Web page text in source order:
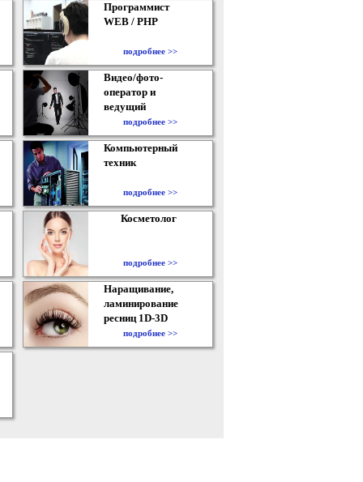
Программист
WEB / PHP
подробнее >>
Видео/фото-
оператор и
ведущий
подробнее >>
Компьютерный
техник
подробнее >>
Косметолог
подробнее >>
Наращивание,
ламинирование
ресниц 1D-3D
подробнее >>